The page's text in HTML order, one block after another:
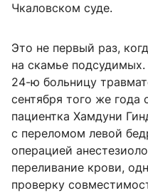
Чкаловском суде.
Это не первый раз,
на скамье
24-ю больницу
сентября того же года
пациентка Хамдуни
с переломом левой
операцией
переливание крови,
проверку